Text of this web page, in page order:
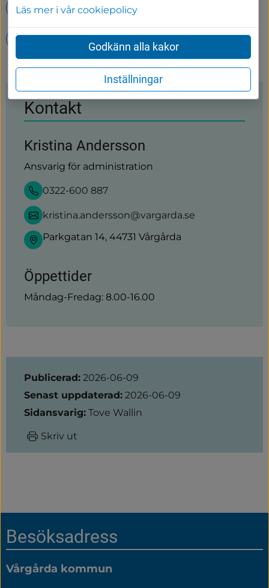
Våra utbildningar
Avgifter, abonnemang och hämtning
Kontakt
Kristina Andersson
Ansvarig för administration
0322-600 887
kristina.andersson@vargarda.se
Parkgatan 14, 44731 Vårgårda
Öppettider
Måndag-Fredag: 8.00-16.00
Sidinformation
Publicerad: 2026-06-09
Senast uppdaterad: 2026-06-09
Sidansvarig: Tove Wallin
Skriv ut
Sidfot
Besöksadress
Vårgårda kommun
Läs mer i vår cookiepolicy
Godkänn alla kakor
Inställningar